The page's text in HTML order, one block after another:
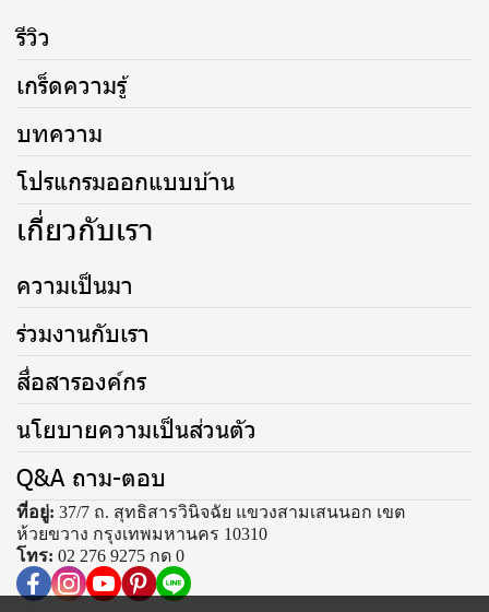
รีวิว
เกร็ดความรู้
บทความ
โปรแกรมออกแบบบ้าน
เกี่ยวกับเรา
ความเป็นมา
ร่วมงานกับเรา
สื่อสารองค์กร
นโยบายความเป็นส่วนตัว
Q&A ถาม-ตอบ
ที่อยู่: 37/7 ถ. สุทธิสารวินิจฉัย แขวงสามเสนนอก เขต
ห้วยขวาง กรุงเทพมหานคร 10310
โทร: 02 276 9275 กด 0